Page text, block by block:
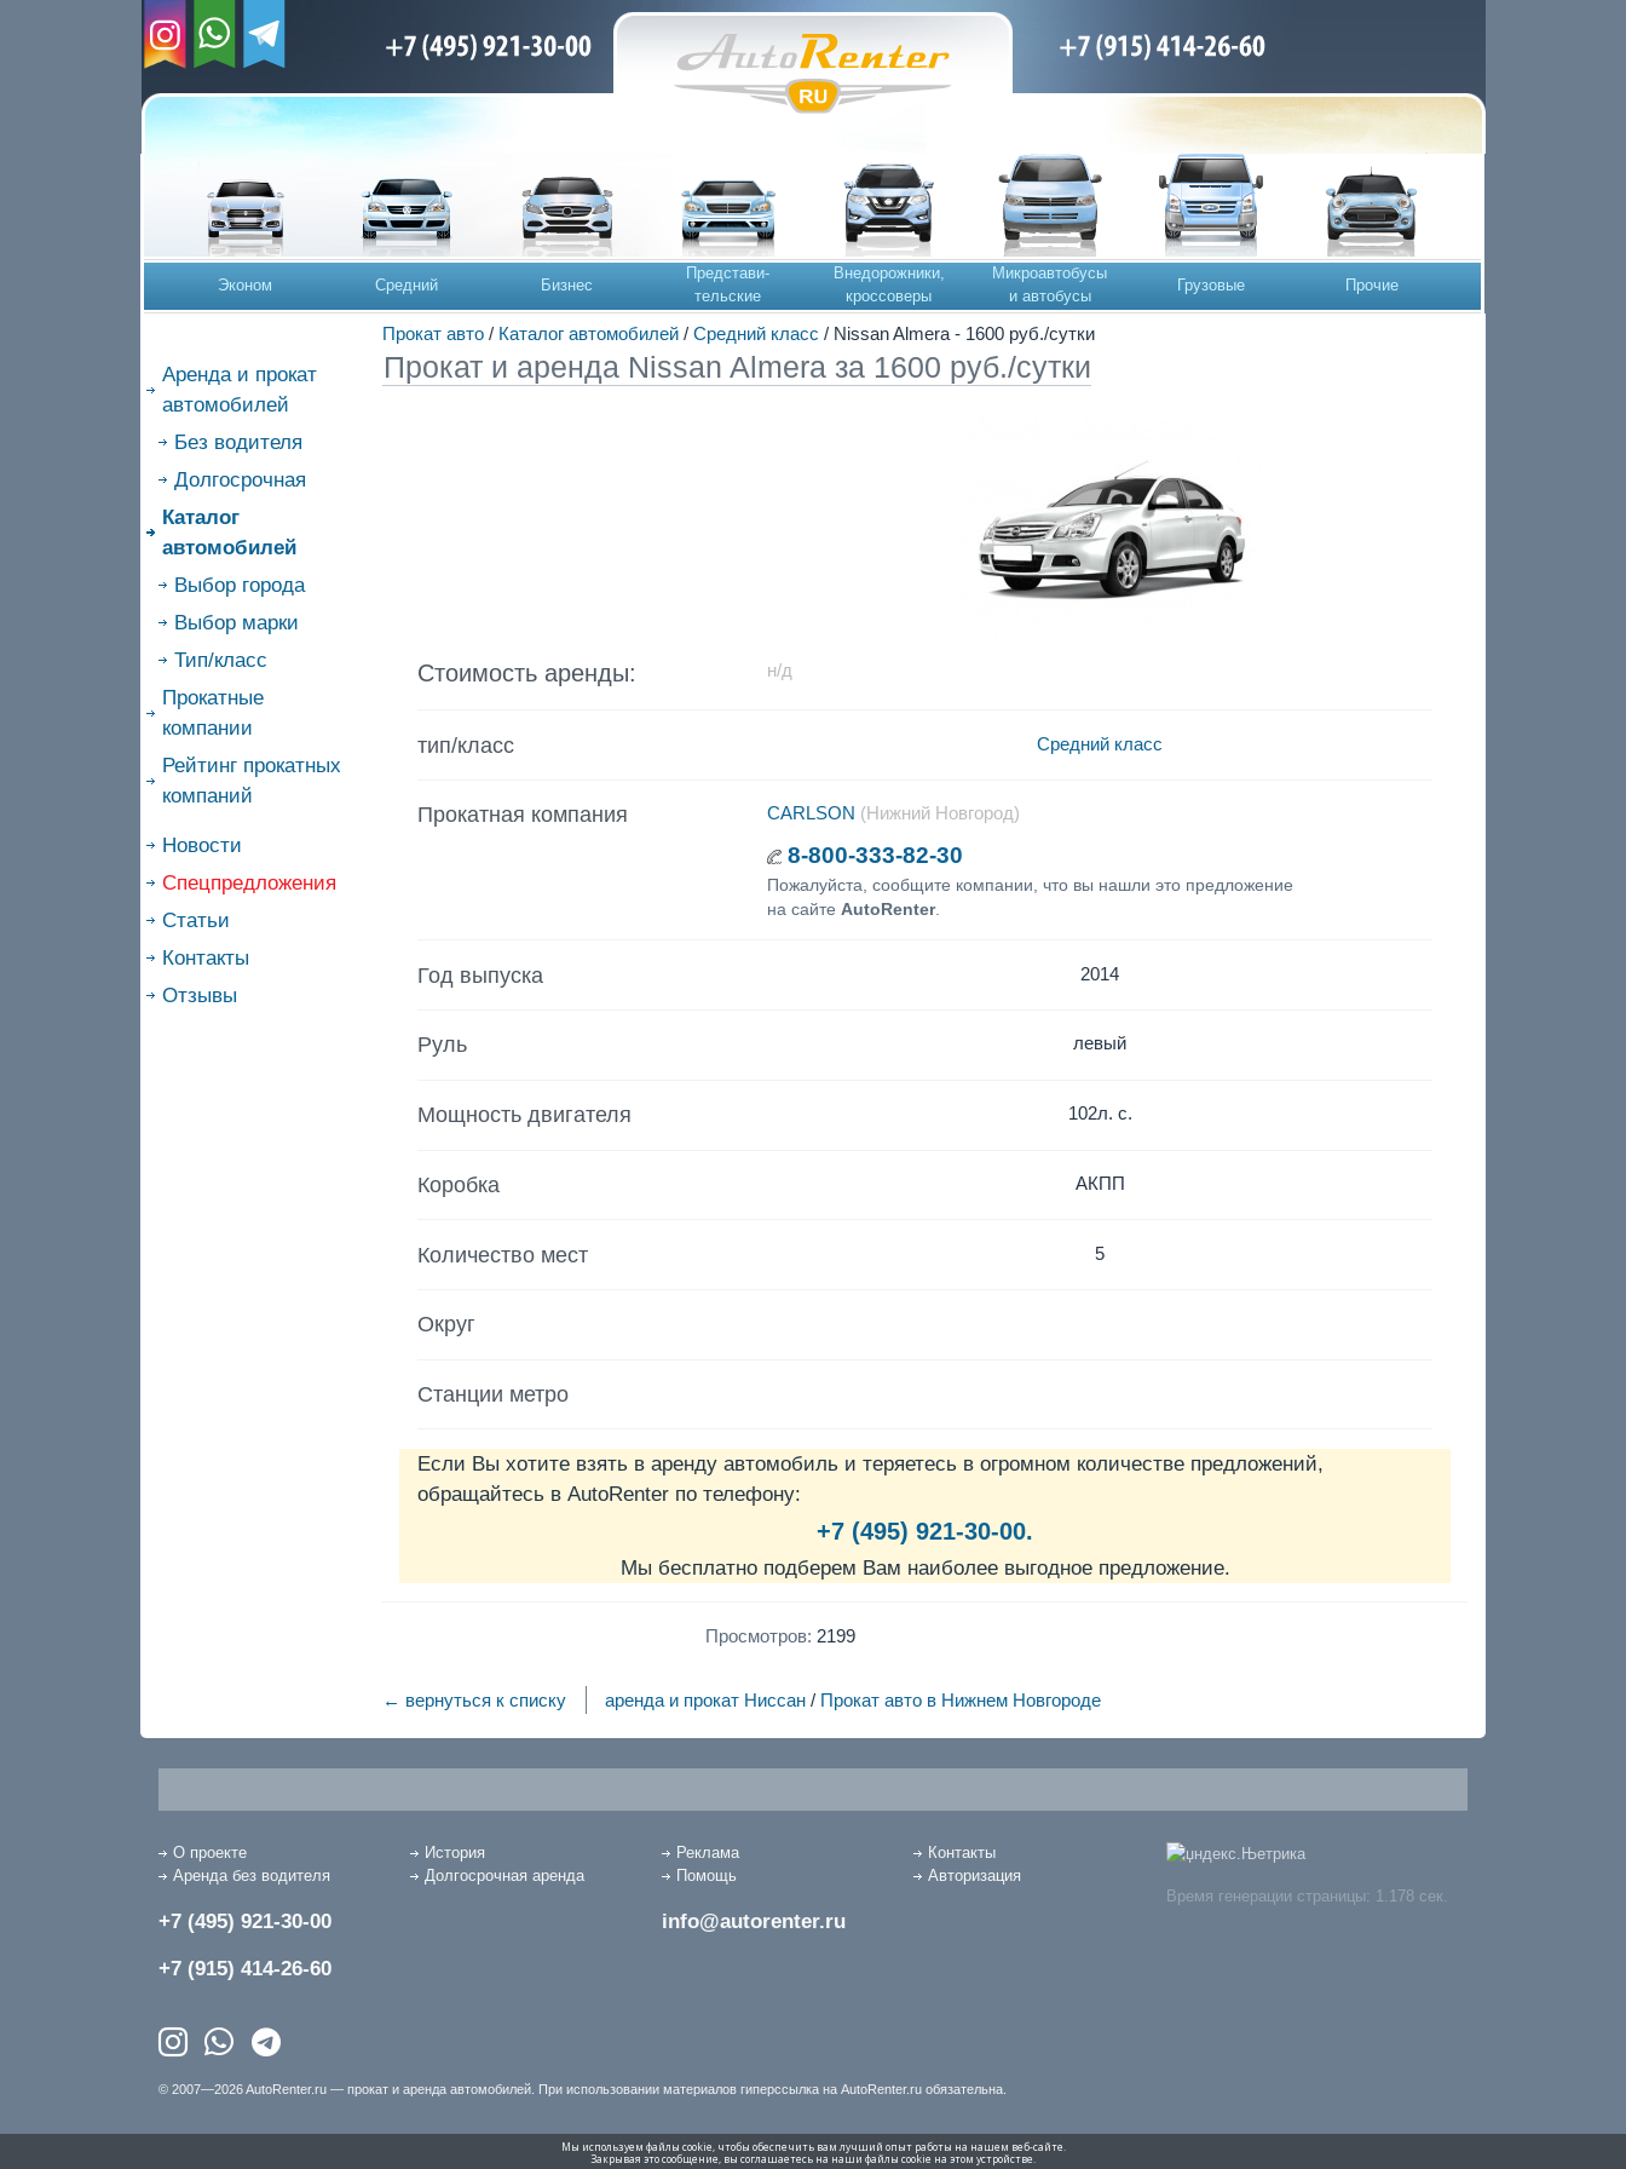
Эконом Средний Бизнес
Представи-
тельские
Внедорожники,
кроссоверы
Микроавтобусы
и автобусы
Грузовые Прочие
Прокат авто/ Каталог автомобилей/ Средний класс / Nissan Almera - 1600 руб./сутки
Аренда и прокат
автомобилей
Без водителя
Долгосрочная
Каталог
автомобилей
Выбор города
Выбор марки
Тип/класс
Прокатные
компании
Рейтинг прокатных
компаний
Новости
Спецпредложения
Статьи
Контакты
Отзывы
Прокат и аренда Nissan Almera за 1600 руб./сутки
Стоимость аренды: н/д
тип/класс Средний класс
Прокатная компания CARLSON (Нижний Новгород)
8-800-333-82-30
Пожалуйста, сообщите компании, что вы нашли это предложение
на сайте AutoRenter.
Год выпуска 2014
Руль левый
Мощность двигателя 102л. с.
Коробка АКПП
Количество мест 5
Округ
Станции метро
Если Вы хотите взять в аренду автомобиль и теряетесь в огромном количестве предложений,
обращайтесь в AutoRenter по телефону:
+7 (495) 921-30-00.
Мы бесплатно подберем Вам наиболее выгодное предложение.
Просмотров: 2199
← вернуться к списку аренда и прокат Ниссан / Прокат авто в Нижнем Новгороде
О проекте История Реклама
Контакты
Аренда без водителя
Долгосрочная аренда Помощь Авторизация
+7 (495) 921-30-00
+7 (915) 414-26-60
info@autorenter.ru
© 2007—2026 AutoRenter.ru — прокат и аренда автомобилей. При использовании материалов гиперссылка на AutoRenter.ru обязательна.
Время генерации страницы: 1.178 сек.
Мы используем файлы cookie, чтобы обеспечить вам лучший опыт работы на нашем веб-сайте.
Закрывая это сообщение, вы соглашаетесь на наши файлы cookie на этом устройстве.